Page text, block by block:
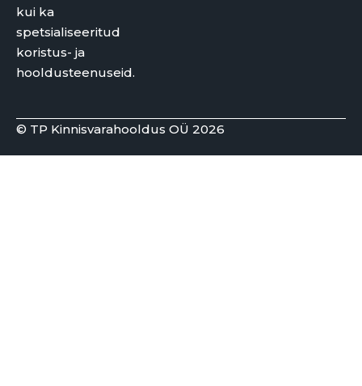
kui ka
spetsialiseeritud
koristus- ja
hooldusteenuseid.
© TP Kinnisvarahooldus OÜ 2026